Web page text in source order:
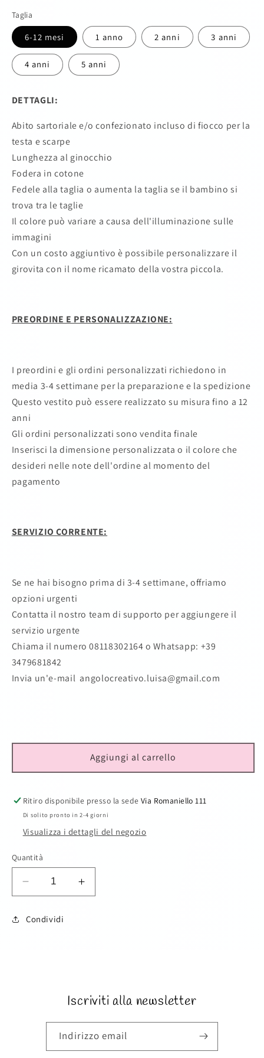
Taglia
6-12 mesi 1 anno 2 anni 3 anni
4 anni 5 anni
DETTAGLI:
Abito sartoriale e/o confezionato incluso di fiocco per la
testa e scarpe
Lunghezza al ginocchio
Fodera in cotone
Fedele alla taglia o aumenta la taglia se il bambino si
trova tra le taglie
Il colore può variare a causa dell'illuminazione sulle
immagini
Con un costo aggiuntivo è possibile personalizzare il
girovita con il nome ricamato della vostra piccola.
PREORDINE E PERSONALIZZAZIONE:
I preordini e gli ordini personalizzati richiedono in
media 3-4 settimane per la preparazione e la spedizione
Questo vestito può essere realizzato su misura fino a 12
anni
Gli ordini personalizzati sono vendita finale
Inserisci la dimensione personalizzata o il colore che
desideri nelle note dell'ordine al momento del
pagamento
SERVIZIO CORRENTE:
Se ne hai bisogno prima di 3-4 settimane, offriamo
opzioni urgenti
Contatta il nostro team di supporto per aggiungere il
servizio urgente
Chiama il numero 08118302164o Whatsapp: +39
3479681842
Invia un'e-mail angolocreativo.luisa@gmail.com
Aggiungi al carrello
Ritiro disponibile presso la sede Via Romaniello 111
Di solito pronto in 2-4 giorni
Visualizza i dettagli del negozio
Quantità
Diminuisci
quantità
Barbie
Aumenta
quantità
Condividi
Iscriviti alla newsletter
Indirizzo email